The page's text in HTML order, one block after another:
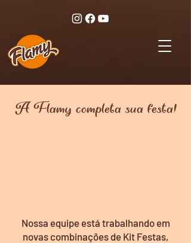
A Flamy completa sua festa!
Nossa equipe está trabalhando em
novas combinações de Kit Festas,